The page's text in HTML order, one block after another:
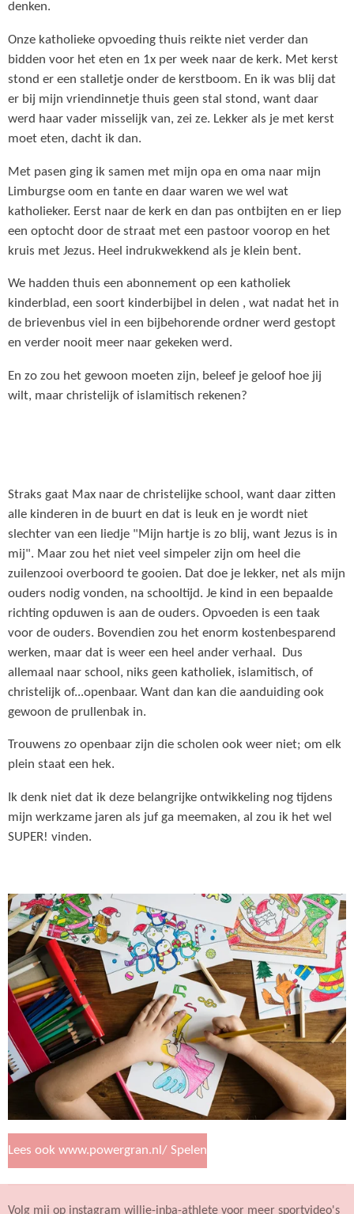
denken.
Onze katholieke opvoeding thuis reikte niet verder dan
bidden voor het eten en 1x per week naar de kerk. Met kerst
stond er een stalletje onder de kerstboom. En ik was blij dat
er bij mijn vriendinnetje thuis geen stal stond, want daar
werd haar vader misselijk van, zei ze. Lekker als je met kerst
moet eten, dacht ik dan.
Met pasen ging ik samen met mijn opa en oma naar mijn
Limburgse oom en tante en daar waren we wel wat
katholieker. Eerst naar de kerk en dan pas ontbijten en er liep
een optocht door de straat met een pastoor voorop en het
kruis met Jezus. Heel indrukwekkend als je klein bent.
We hadden thuis een abonnement op een katholiek
kinderblad, een soort kinderbijbel in delen , wat nadat het in
de brievenbus viel in een bijbehorende ordner werd gestopt
en verder nooit meer naar gekeken werd.
En zo zou het gewoon moeten zijn, beleef je geloof hoe jij
wilt, maar christelijk of islamitisch rekenen?
Straks gaat Max naar de christelijke school, want daar zitten
alle kinderen in de buurt en dat is leuk en je wordt niet
slechter van een liedje "Mijn hartje is zo blij, want Jezus is in
mij". Maar zou het niet veel simpeler zijn om heel die
zuilenzooi overboord te gooien. Dat doe je lekker, net als mijn
ouders nodig vonden, na schooltijd. Je kind in een bepaalde
richting opduwen is aan de ouders. Opvoeden is een taak
voor de ouders. Bovendien zou het enorm kostenbesparend
werken, maar dat is weer een heel ander verhaal. Dus
allemaal naar school, niks geen katholiek, islamitisch, of
christelijk of...openbaar. Want dan kan die aanduiding ook
gewoon de prullenbak in.
Trouwens zo openbaar zijn die scholen ook weer niet; om elk
plein staat een hek.
Ik denk niet dat ik deze belangrijke ontwikkeling nog tijdens
mijn werkzame jaren als juf ga meemaken, al zou ik het wel
SUPER! vinden.
Lees ook www.powergran.nl/ Spelen
Volg mij op instagram willie-inba-athlete voor meer sportvideo's